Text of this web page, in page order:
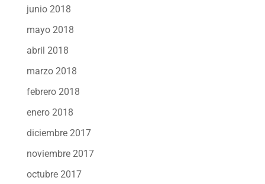
junio 2018
mayo 2018
abril 2018
marzo 2018
febrero 2018
enero 2018
diciembre 2017
noviembre 2017
octubre 2017